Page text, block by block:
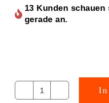
13 Kunden
gerade an.
Spürnase
In